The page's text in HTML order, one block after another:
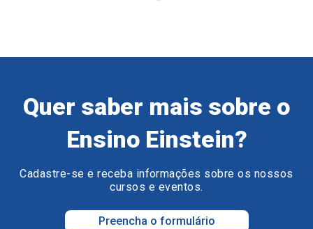
Quer saber mais sobre o
Ensino Einstein?
Cadastre-se e receba informações sobre os nossos
cursos e eventos.
Preencha o formulário